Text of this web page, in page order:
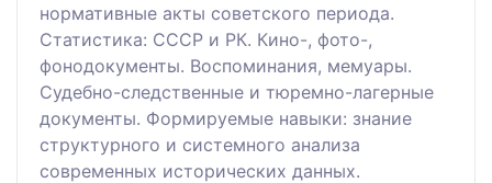
нормативные акты советского периода.
Статистика: СССР и РК. Кино-, фото-,
фонодокументы. Воспоминания, мемуары.
Судебно-следственные и тюремно-лагерные
документы. Формируемые навыки: знание
структурного и системного анализа
современных исторических данных.